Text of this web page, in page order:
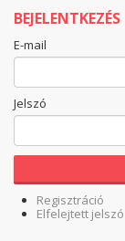
BEJELENTKEZÉS
E-mail
Jelszó
Regisztráció
Elfelejtett jelszó